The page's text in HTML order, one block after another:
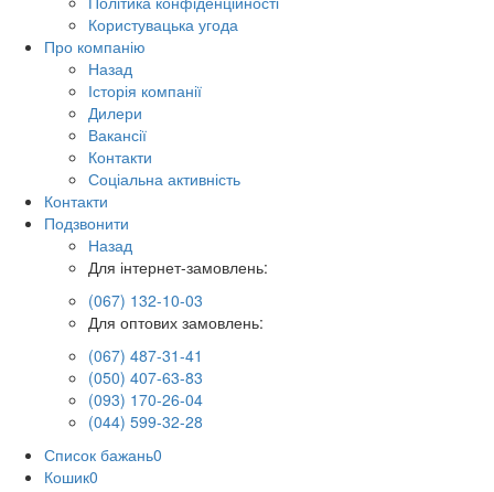
Користувацька угода
Про компанію
Назад
Історія компанії
Дилери
Вакансії
Контакти
Соціальна активність
Контакти
Подзвонити
Назад
Для інтернет-замовлень:
(067) 132-10-03
Для оптових замовлень:
(067) 487-31-41
(050) 407-63-83
(093) 170-26-04
(044) 599-32-28
Список бажань0
Кошик0